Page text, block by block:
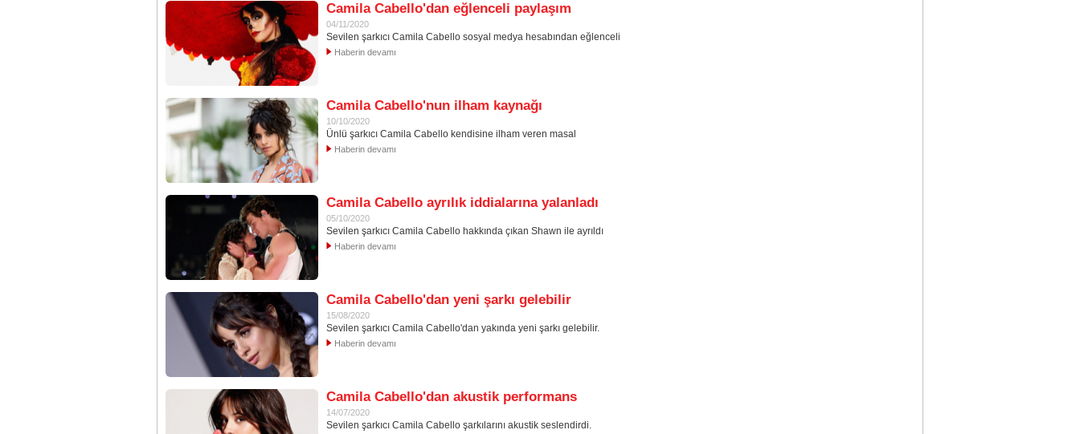
Camila Cabello'dan eğlenceli paylaşım
04/11/2020
Sevilen şarkıcı Camila Cabello sosyal medya hesabından eğlenceli
Haberin devamı
Camila Cabello'nun ilham kaynağı
10/10/2020
Ünlü şarkıcı Camila Cabello kendisine ilham veren masal
Haberin devamı
Camila Cabello ayrılık iddialarına yalanladı
05/10/2020
Sevilen şarkıcı Camila Cabello hakkında çıkan Shawn ile ayrıldı
Haberin devamı
Camila Cabello'dan yeni şarkı gelebilir
15/08/2020
Sevilen şarkıcı Camila Cabello'dan yakında yeni şarkı gelebilir.
Haberin devamı
Camila Cabello'dan akustik performans
14/07/2020
Sevilen şarkıcı Camila Cabello şarkılarını akustik seslendirdi.